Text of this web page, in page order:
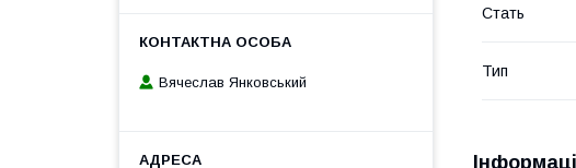
Стать
Тип
Вячеслав Янковський